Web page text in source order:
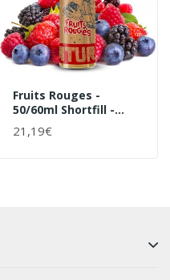
Fruits Rouges -
50/60ml Shortfill -
Liquid
21,19€